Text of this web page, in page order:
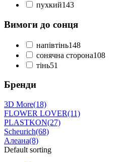
пухкий143
Вимоги до сонця
напівтінь148
сонячна сторона108
тінь51
Бренди
3D More(18)
FLOWER LOVER(11)
PLASTKON(27)
Scheurich(68)
Алеана(8)
Default sorting